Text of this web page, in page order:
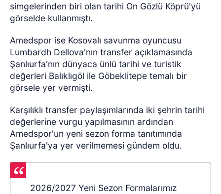
simgelerinden biri olan tarihi On Gözlü Köprü'yü
görselde kullanmıştı.
Amedspor ise Kosovalı savunma oyuncusu
Lumbardh Dellova'nın transfer açıklamasında
Şanlıurfa'nın dünyaca ünlü tarihi ve turistik
değerleri Balıklıgöl ile Göbeklitepe temalı bir
görsele yer vermişti.
Karşılıklı transfer paylaşımlarında iki şehrin tarihi
değerlerine vurgu yapılmasının ardından
Amedspor'un yeni sezon forma tanıtımında
Şanlıurfa'ya yer verilmemesi gündem oldu.
2026/2027 Yeni Sezon Formalarımız